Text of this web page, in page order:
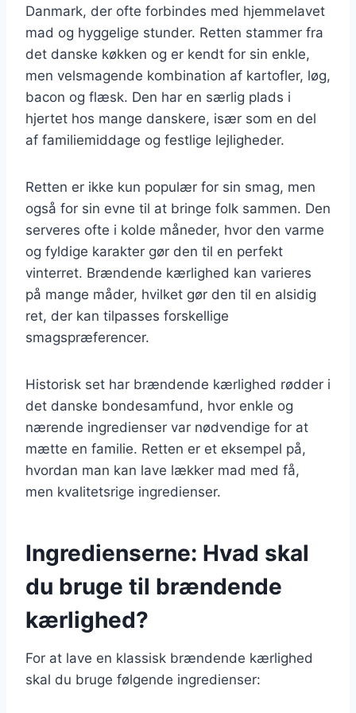
Danmark, der ofte forbindes med hjemmelavet
mad og hyggelige stunder. Retten stammer fra
det danske køkken og er kendt for sin enkle,
men velsmagende kombination af kartofler, løg,
bacon og flæsk. Den har en særlig plads i
hjertet hos mange danskere, især som en del
af familiemiddage og festlige lejligheder.
Retten er ikke kun populær for sin smag, men
også for sin evne til at bringe folk sammen. Den
serveres ofte i kolde måneder, hvor den varme
og fyldige karakter gør den til en perfekt
vinterret. Brændende kærlighed kan varieres
på mange måder, hvilket gør den til en alsidig
ret, der kan tilpasses forskellige
smagspræferencer.
Historisk set har brændende kærlighed rødder i
det danske bondesamfund, hvor enkle og
nærende ingredienser var nødvendige for at
mætte en familie. Retten er et eksempel på,
hvordan man kan lave lækker mad med få,
men kvalitetsrige ingredienser.
Ingredienserne: Hvad skal
du bruge til brændende
kærlighed?
For at lave en klassisk brændende kærlighed
skal du bruge følgende ingredienser: